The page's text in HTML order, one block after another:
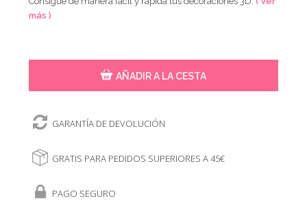
más )
AÑADIR A LA CESTA
GARANTÍA DE DEVOLUCIÓN
GRATIS PARA PEDIDOS SUPERIORES A 45€
PAGO SEGURO